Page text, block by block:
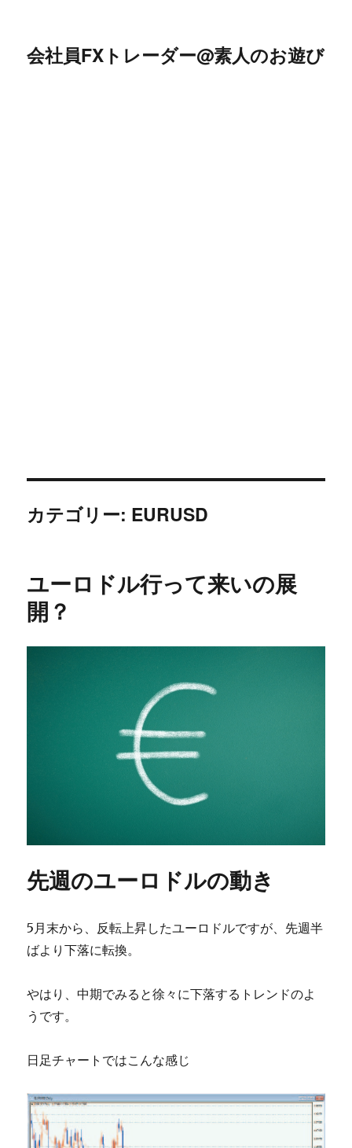
会社員FXトレーダー@素人のお遊び
カテゴリー: EURUSD
ユーロドル行って来いの展
開？
先週のユーロドルの動き
5月末から、反転上昇したユーロドルですが、先週半
ばより下落に転換。
やはり、中期でみると徐々に下落するトレンドのよ
うです。
日足チャートではこんな感じ